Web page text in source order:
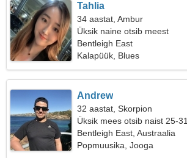
Tahlia
34 aastat, Ambur
Üksik naine otsib meest
Bentleigh East
Kalapüük, Blues
Andrew
32 aastat, Skorpion
Üksik mees otsib naist 25-31
Bentleigh East, Austraalia
Popmuusika, Jooga